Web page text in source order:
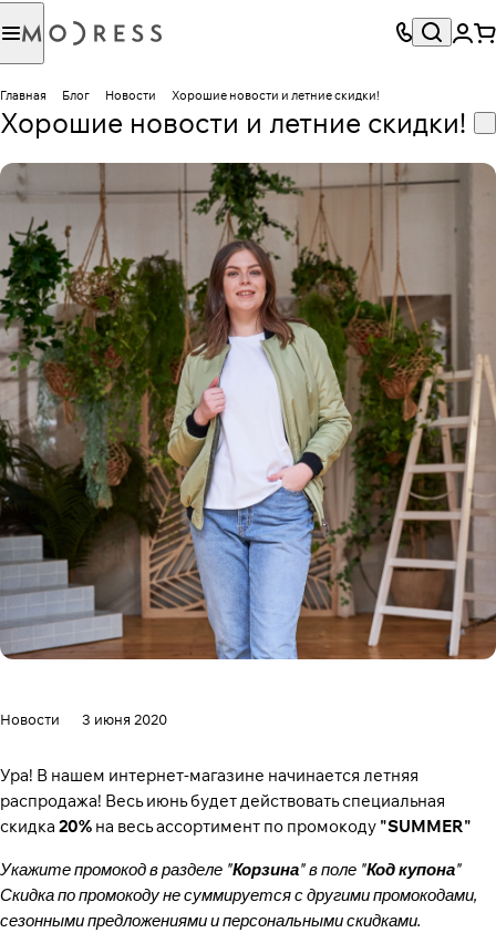
Главная Блог Новости Хорошие новости и летние скидки!
Хорошие новости и летние скидки!
Новости 3 июня 2020
Ура! В нашем интернет-магазине начинается летняя
распродажа! Весь июнь будет действовать специальная
скидка 20% на весь ассортимент по промокоду "SUMMER"
Укажите промокод в разделе "Корзина" в поле "Код купона"
Скидка по промокоду не суммируется с другими промокодами,
сезонными предложениями и персональными скидками.